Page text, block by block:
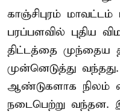
காஞ்சிபுரம் மாவட்டம்
பரப்பளவில் புதிய
திட்டத்தை முந்தைய
முன்னெடுத்து
ஆண்டுகளாக நிலம்
நடைபெற்று வந்தன.